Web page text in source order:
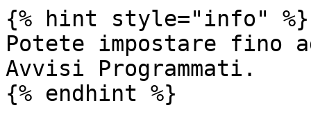
{% hint style="info" %}
Potete impostare fino
Avvisi Programmati.
{% endhint %}